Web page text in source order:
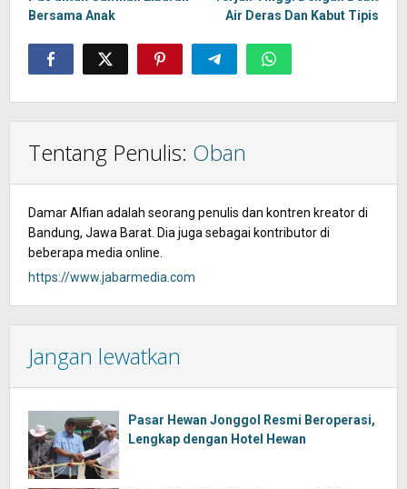
Bersama Anak
Air Deras Dan Kabut Tipis
Tentang Penulis: Oban
Damar Alfian adalah seorang penulis dan kontren kreator di
Bandung, Jawa Barat. Dia juga sebagai kontributor di
beberapa media online.
https://www.jabarmedia.com
Jangan lewatkan
Pasar Hewan Jonggol Resmi Beroperasi,
Lengkap dengan Hotel Hewan